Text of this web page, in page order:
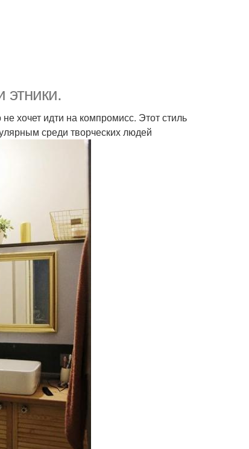
этники.
хочет идти на компромисс. Этот стиль
среди творческих людей